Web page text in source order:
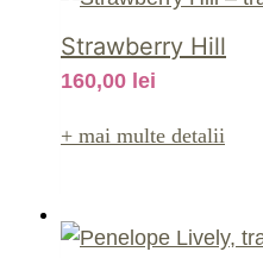
Strawberry Hill
160,00 lei
+ mai multe detalii